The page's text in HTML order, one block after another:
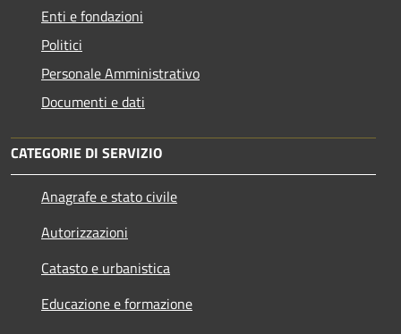
Enti e fondazioni
Politici
Personale Amministrativo
Documenti e dati
CATEGORIE DI SERVIZIO
Anagrafe e stato civile
Autorizzazioni
Catasto e urbanistica
Educazione e formazione